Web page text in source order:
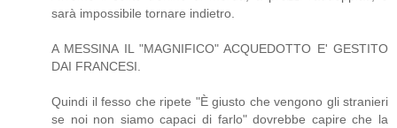
sarà impossibile tornare indietro.
A MESSINA IL "MAGNIFICO" ACQUEDOTTO E' GESTITO
DAI FRANCESI.
Quindi il fesso che ripete "È giusto che vengono gli stranieri
se noi non siamo capaci di farlo" dovrebbe capire che la